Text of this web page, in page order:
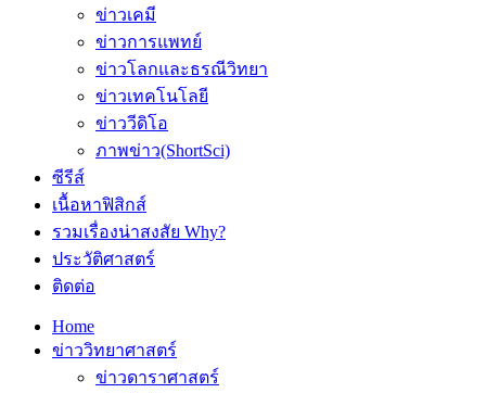
ข่าวเคมี
ข่าวการแพทย์
ข่าวโลกและธรณีวิทยา
ข่าวเทคโนโลยี
ข่าววีดิโอ
ภาพข่าว(ShortSci)
ซีรีส์
เนื้อหาฟิสิกส์
รวมเรื่องน่าสงสัย Why?
ประวัติศาสตร์
ติดต่อ
Home
ข่าววิทยาศาสตร์
ข่าวดาราศาสตร์